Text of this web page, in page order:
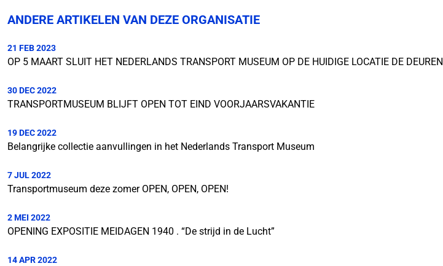
ANDERE ARTIKELEN VAN DEZE ORGANISATIE
21 FEB 2023
OP 5 MAART SLUIT HET NEDERLANDS TRANSPORT MUSEUM OP DE HUIDIGE LOCATIE DE DEUREN
30 DEC 2022
TRANSPORTMUSEUM BLIJFT OPEN TOT EIND VOORJAARSVAKANTIE
19 DEC 2022
Belangrijke collectie aanvullingen in het Nederlands Transport Museum
7 JUL 2022
Transportmuseum deze zomer OPEN, OPEN, OPEN!
2 MEI 2022
OPENING EXPOSITIE MEIDAGEN 1940 . “De strijd in de Lucht”
14 APR 2022